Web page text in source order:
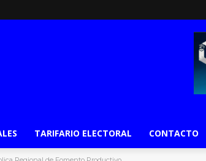
TARIFARIO ELECTORAL CONTACTO